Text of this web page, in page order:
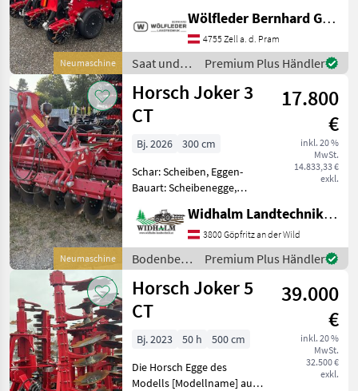
Neumaschine
Gummidruckrollen, hydr.
klappbar, pneumatisch,
Reihendüngerstreuer,
elektr. Überwachung - inkl.
Bedienkonzept I-Man
Wölfleder Bernhard GmbH
4755 Zell a. d. Pram
Saat und
Pflege /
Horsch
Premium Plus Händler
Neumaschine
Horsch Joker 3
CT
17.800
€
inkl. 20 %
MwSt.
14.833,33 €
exkl.
Bj. 2026
300 cm
Schar: Scheiben, Eggen-
Bauart: Scheibenegge,
Scheibendurchmesser
52cm gezahnt -
Beleuchtung - RollFlex
Packer - Hydraulische
Tiefenverstellung - Sei
Widhalm Landtechnik GmbH
3800 Göpfritz an der Wild
Bodenbearbeitung
/ Horsch
Premium Plus Händler
Horsch Joker 5
CT
39.000
€
inkl. 20 %
MwSt.
32.500 €
exkl.
Bj. 2023 50 h
500 cm
Die Horsch Egge des
Modells [Modellname] aus